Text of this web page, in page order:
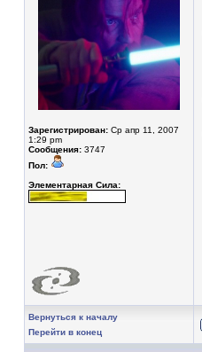
Зарегистрирован: Ср апр 11, 2007
1:29 pm
Сообщения: 3747
Пол:
Элементарная Сила:
Вернуться к началу
Перейти в конец